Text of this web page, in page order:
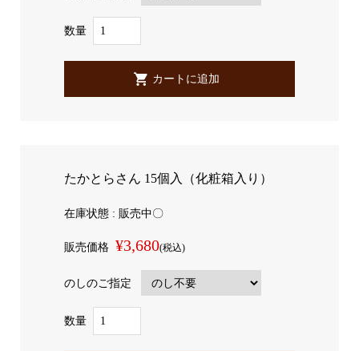
数量
たかとらさん 15個入（化粧箱入り）
在庫状態 : 販売中〇
販売価格 ¥3,680(税込)
のしのご指定
数量